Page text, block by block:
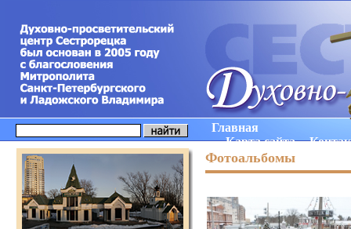
Главная
Карта сайта
Фотоальбомы